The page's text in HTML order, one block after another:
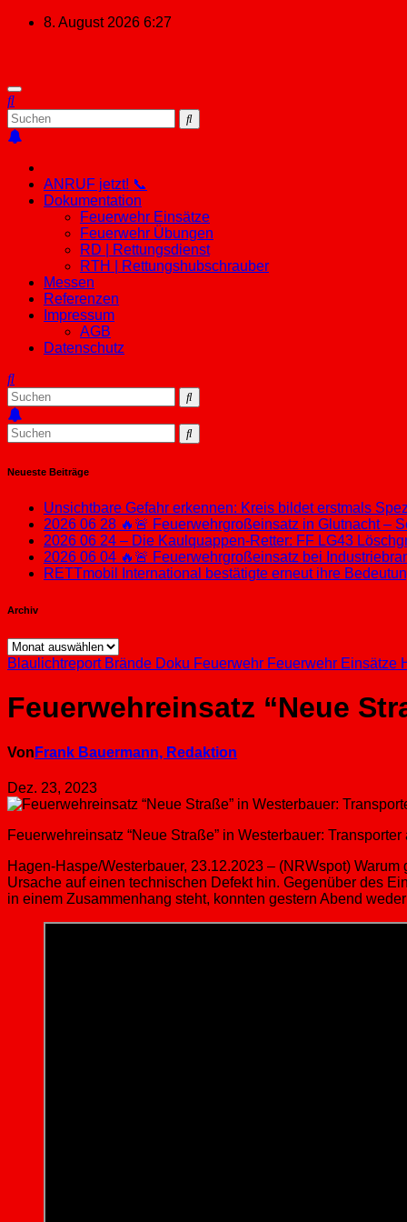
Zum
8. August 2026 6:27
ANRUF jetzt! 📞
Dokumentation
Feuerwehr Einsätze
Feuerwehr Übungen
RD | Rettungsdienst
RTH | Rettungshubschrauber
Messen
Referenzen
Impressum
AGB
Datenschutz
Neueste Beiträge
Unsichtbare Gefahr erkennen: Kreis bildet erstmals
2026 06 28 🔥🚨 Feuerwehrgroßeinsatz in Glutnacht –
2026 06 24 – Die Kaulquappen-Retter: FF LG43
2026 06 04 🔥🚨 Feuerwehrgroßeinsatz bei
RETTmobil International bestätigte erneut ihre
Archiv
Archiv
Blaulichtreport Brände Doku Feuerwehr Feuerwehr Einsätze
Feuerwehreinsatz “Neue
Von Frank Bauermann, Redaktion
Dez. 23, 2023
Feuerwehreinsatz “Neue Straße” in Westerbauer: Transporter
Hagen-Haspe/Westerbauer, 23.12.2023 – (NRWspot)
Ursache auf einen technischen Defekt hin. Gegenüber des
in einem Zusammenhang steht, konnten gestern Abend